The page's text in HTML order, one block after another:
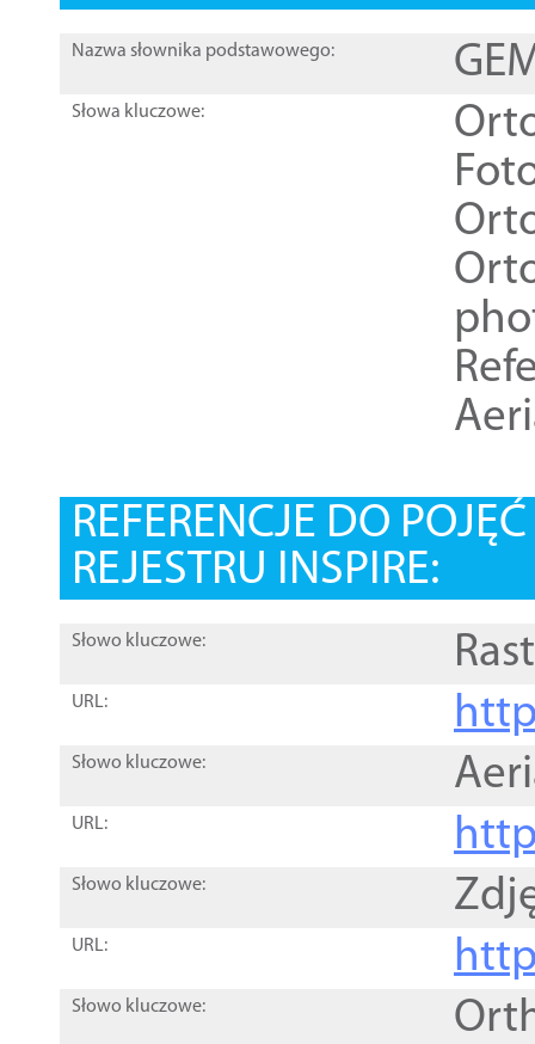
Nazwa słownika podstawowego:
Słowa kluczowe:
REFERENCJE DO
REJESTRU INSPIRE:
Słowo kluczowe:
URL:
Słowo kluczowe:
URL:
Słowo kluczowe:
URL:
Słowo kluczowe: